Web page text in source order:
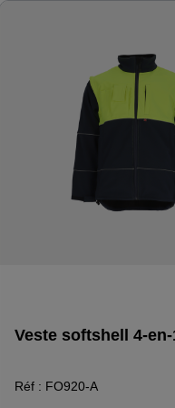
par une fermeture à
latérales fermées par une
glissière · poche intérieure
velcro · fermeture à
résistante sur le devant
des poches · cordon
l'ourlet pour le resserrer ·
ajustés à l'extrémité des
passepoil réfléchissant
de séparation des épaules
Veste softshell 4-en-
Réf : FO920-A